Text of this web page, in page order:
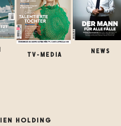
TV-MEDIA
NEWS
HOLDING